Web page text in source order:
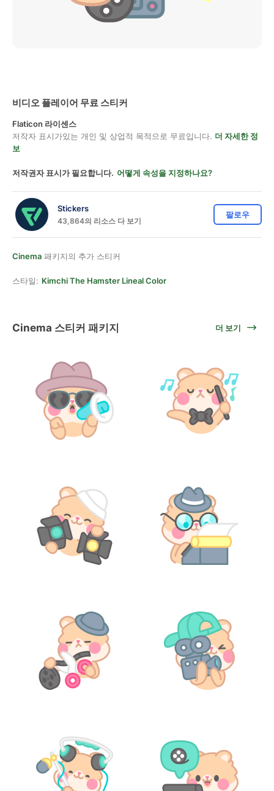
비디오 플레이어 무료 스티커
Flaticon 라이센스
저작자 표시가있는 개인 및 상업적 목적으로 무료입니다. 더 자세한 정
보
저작권자 표시가 필요합니다. 어떻게 속성을 지정하나요?
Stickers
43,864의 리소스 다 보기
팔로우
Cinema 패키지의 추가 스티커
스타일: Kimchi The Hamster Lineal Color
Cinema 스티커 패키지 더 보기